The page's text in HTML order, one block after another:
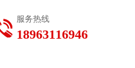
服务热线
18963116946